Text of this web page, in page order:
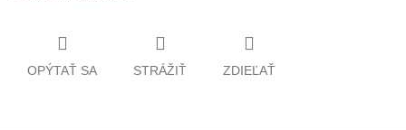
OPÝTAŤ SA STRÁŽIŤ ZDIEĽAŤ